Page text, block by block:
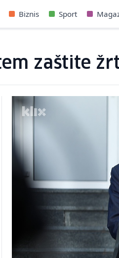
Biznis Sport
zaštite